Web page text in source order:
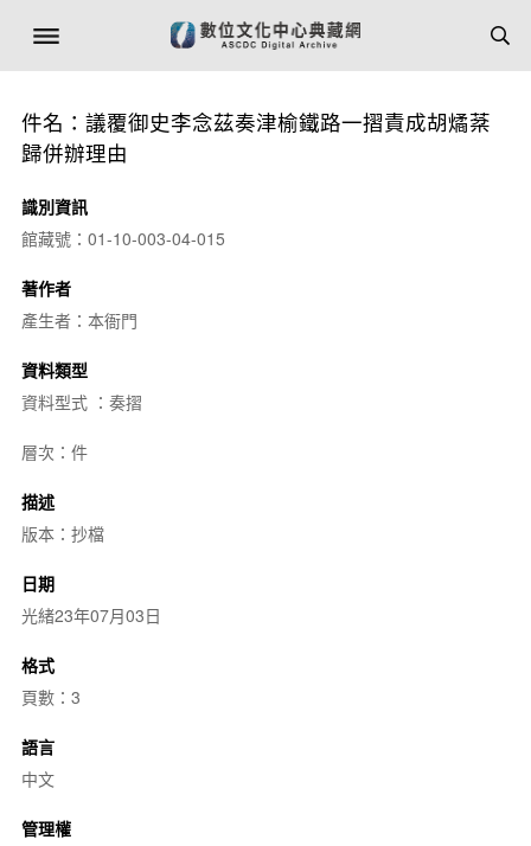
件名：議覆御史李念茲奏津榆鐵路一摺責成胡燏棻
歸併辦理由
識別資訊
館藏號：01-10-003-04-015
著作者
產生者：本衙門
資料類型
資料型式 ：奏摺
層次：件
描述
版本：抄檔
日期
光緒23年07月03日
格式
頁數：3
語言
中文
管理權